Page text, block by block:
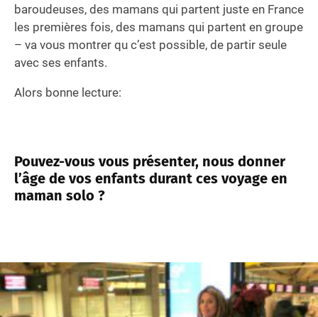
baroudeuses, des mamans qui partent juste en France
les premières fois, des mamans qui partent en groupe
– va vous montrer qu c’est possible, de partir seule
avec ses enfants.
Alors bonne lecture:
Pouvez-vous vous présenter, nous donner
l’âge de vos enfants durant ces voyage en
maman solo ?